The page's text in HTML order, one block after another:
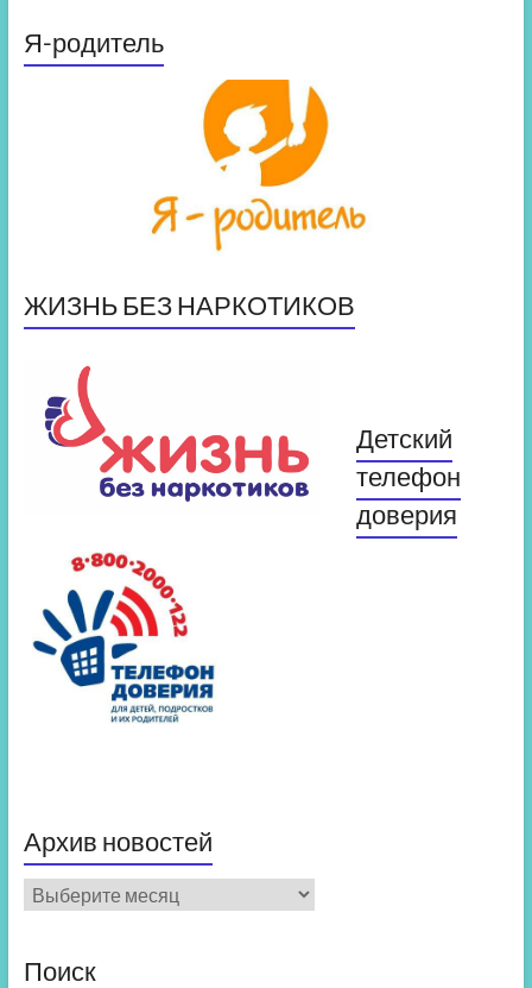
Я-родитель
ЖИЗНЬ БЕЗ НАРКОТИКОВ
Детский
телефон
доверия
Архив новостей
Архив
новостей
Поиск